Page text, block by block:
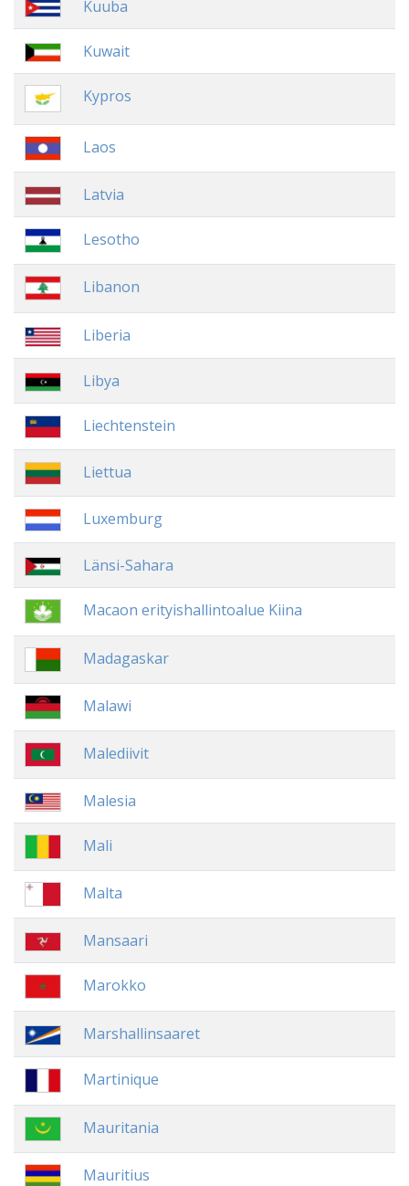
Kuuba
Kuwait
Kypros
Laos
Latvia
Lesotho
Libanon
Liberia
Libya
Liechtenstein
Liettua
Luxemburg
Länsi-Sahara
Macaon erityishallintoalue Kiina
Madagaskar
Malawi
Malediivit
Malesia
Mali
Malta
Mansaari
Marokko
Marshallinsaaret
Martinique
Mauritania
Mauritius